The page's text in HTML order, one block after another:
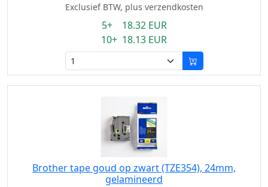
Exclusief BTW, plus verzendkosten
5+ 18.32 EUR
10+ 18.13 EUR
Brother tape goud op zwart (TZE354), 24mm,
gelamineerd